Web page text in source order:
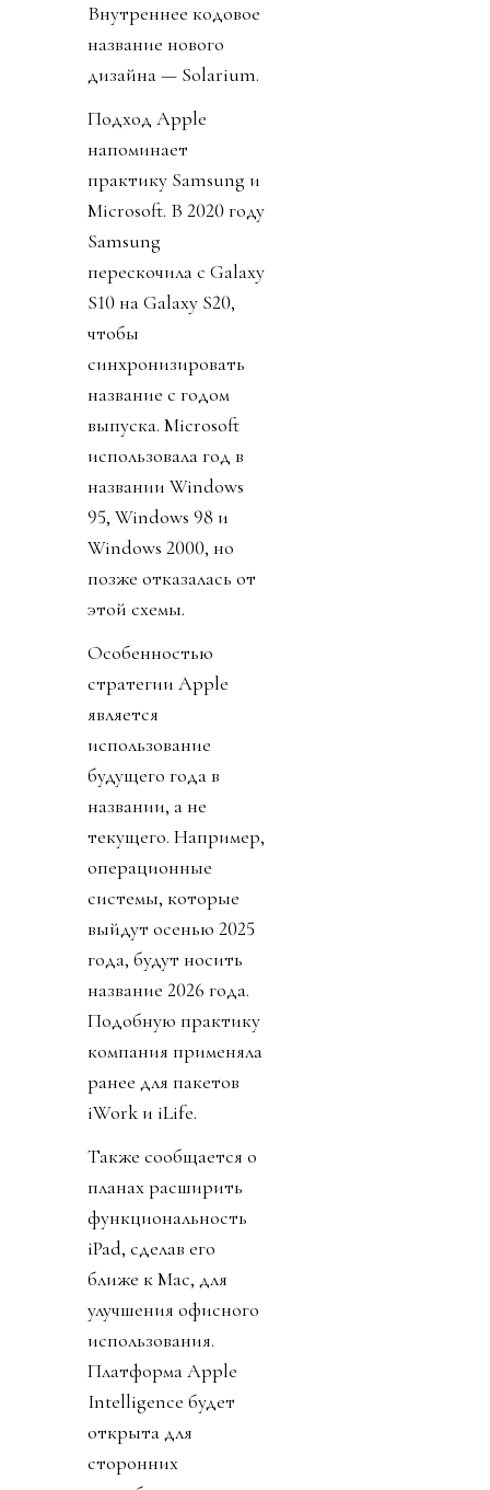
Внутреннее кодовое
название нового
дизайна — Solarium.
Подход Apple
напоминает
практику Samsung и
Microsoft. В 2020 году
Samsung
перескочила с Galaxy
S10 на Galaxy S20,
чтобы
синхронизировать
название с годом
выпуска. Microsoft
использовала год в
названии Windows
95, Windows 98 и
Windows 2000, но
позже отказалась от
этой схемы.
Особенностью
стратегии Apple
является
использование
будущего года в
названии, а не
текущего. Например,
операционные
системы, которые
выйдут осенью 2025
года, будут носить
название 2026 года.
Подобную практику
компания применяла
ранее для пакетов
iWork и iLife.
Также сообщается о
планах расширить
функциональность
iPad, сделав его
ближе к Mac, для
улучшения офисного
использования.
Платформа Apple
Intelligence будет
открыта для
сторонних